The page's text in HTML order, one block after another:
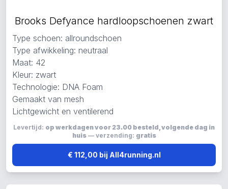
Brooks Defyance hardloopschoenen zwart
Type schoen: allroundschoen
Type afwikkeling: neutraal
Maat: 42
Kleur: zwart
Technologie: DNA Foam
Gemaakt van mesh
Lichtgewicht en ventilerend
Levertijd: op werkdagen voor 23.00 besteld, volgende dag in
huis— verzending: gratis
€ 112,00 bij All4running.nl